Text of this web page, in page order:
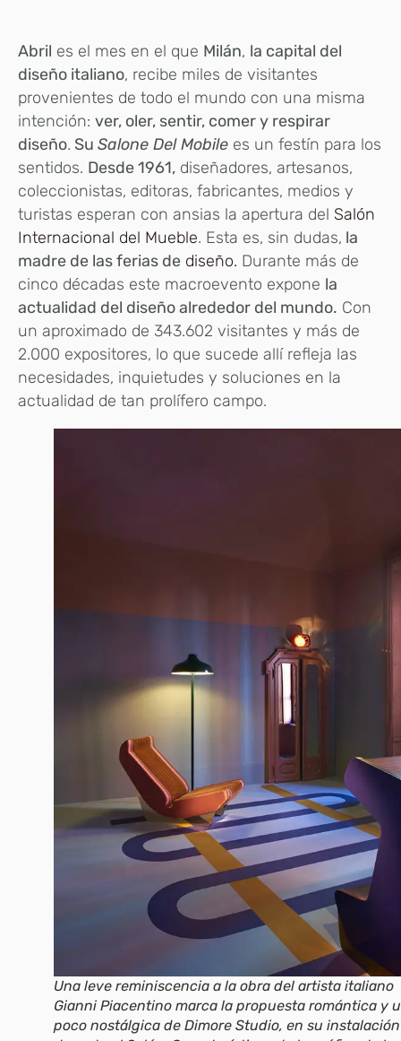
Abril es el mes en el que Milán, la capital del
diseño italiano, recibe miles de visitantes
provenientes de todo el mundo con una misma
intención: ver, oler, sentir, comer y respirar
diseño. Su Salone Del Mobile es un festín para los
sentidos. Desde 1961, diseñadores, artesanos,
coleccionistas, editoras, fabricantes, medios y
turistas esperan con ansias la apertura del Salón
Internacional del Mueble. Esta es, sin dudas, la
madre de las ferias de diseño. Durante más de
cinco décadas este macroevento expone la
actualidad del diseño alrededor del mundo. Con
un aproximado de 343.602 visitantes y más de
2.000 expositores, lo que sucede allí refleja las
necesidades, inquietudes y soluciones en la
actualidad de tan prolífero campo.
Una leve reminiscencia a la obra del artista italiano
Gianni Piacentino marca la propuesta romántica y
poco nostálgica de Dimore Studio, en su instalación